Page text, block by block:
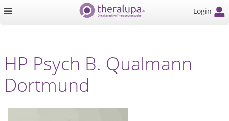
Login
HP Psych B. Qualmann
Dortmund